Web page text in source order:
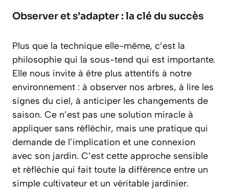
Observer et s’adapter : la clé du succès
Plus que la technique elle-même, c’est la
philosophie qui la sous-tend qui est importante.
Elle nous invite à être plus attentifs à notre
environnement : à observer nos arbres, à lire les
signes du ciel, à anticiper les changements de
saison. Ce n’est pas une solution miracle à
appliquer sans réfléchir, mais une pratique qui
demande de l’implication et une connexion
avec son jardin. C’est cette approche sensible
et réfléchie qui fait toute la différence entre un
simple cultivateur et un véritable jardinier.